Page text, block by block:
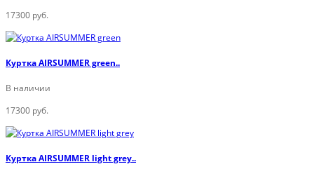
17300 руб.
Куртка AIRSUMMER green..
В наличии
17300 руб.
Куртка AIRSUMMER light grey..